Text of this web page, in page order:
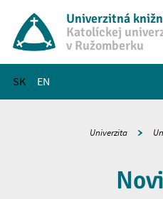
Univerzitná
Katolíckej
v Ružomberku
SK EN
Hlavné menu
Univerzita